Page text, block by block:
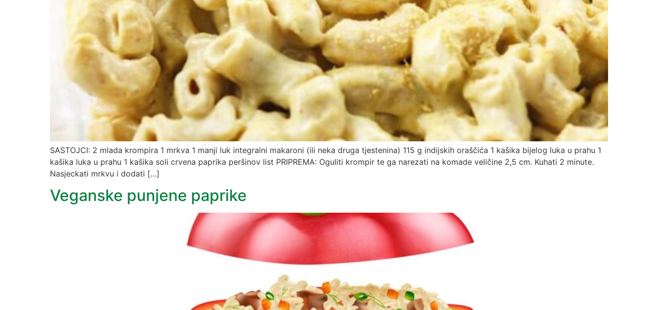
SASTOJCI: 2 mlada krompira 1 mrkva 1 manji luk integralni makaroni (ili neka druga tjestenina) 115 g indijskih oraščića 1 kašika bijelog luka u prahu 1
kašika luka u prahu 1 kašika soli crvena paprika peršinov list PRIPREMA: Oguliti krompir te ga narezati na komade veličine 2,5 cm. Kuhati 2 minute.
Nasjeckati mrkvu i dodati […]
Veganske punjene paprike